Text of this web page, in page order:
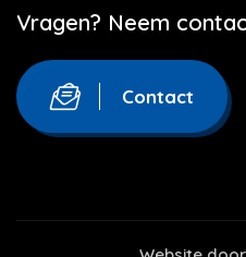
Vragen? Neem
Contact